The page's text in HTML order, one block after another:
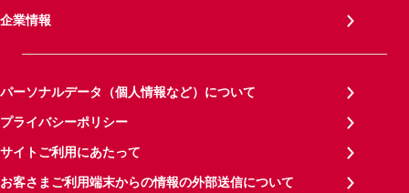
企業情報
パーソナルデータ（個人情報など）について
プライバシーポリシー
サイトご利用にあたって
お客さまご利用端末からの情報の外部送信について